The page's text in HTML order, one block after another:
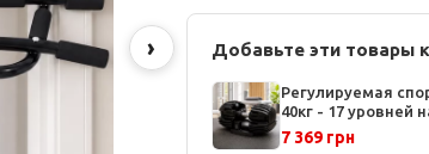
› Добавьте эти товары
Регулируемая
40кг - 17 уровней
регулировка,
7 369 грн